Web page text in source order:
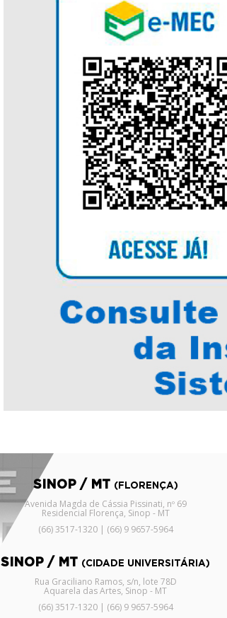
SINOP / MT (FLORENÇA)
Avenida Magda de Cássia Pissinati, nº 69
Residencial Florença, Sinop - MT
(66) 3517-1320 | (66) 9 9657-5964
SINOP / MT (CIDADE UNIVERSITÁRIA)
Rua Graciliano Ramos, s/n, lote 78D
Aquarela das Artes, Sinop - MT
(66) 3517-1320 | (66) 9 9657-5964